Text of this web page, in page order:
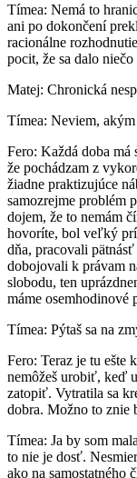
Tímea: Nemá to
ani po dokončení
racionálne
pocit, že sa dalo
Matej: Chronická
Tímea: Neviem,
Fero: Každá doba má
že pochádzam z
žiadne praktizujúce
samozrejme problém
dojem, že to nemám
hovoríte, bol veľký
dňa, pracovali
dobojovali k právam
slobodu, ten
máme osemhodinové
Tímea: Pýtaš sa na
Fero: Teraz je tu ešte
nemôžeš urobiť, keď
zatopiť. Vytratila sa
dobra. Možno to znie
Tímea: Ja by som
to nie je dosť.
ako na samostatného